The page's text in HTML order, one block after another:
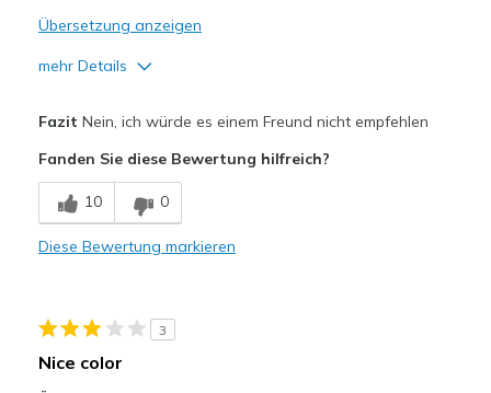
Übersetzung anzeigen
mehr Details
Stylish
Geeignete Verwendung
Special Occasions
Sizing
Feels half size too big
View On Shoes
Fazit Nein, ich würde es einem Freund nicht empfehlen
Fanden Sie diese Bewertung hilfreich?
10 0
Diese Bewertung markieren
3
Nice color